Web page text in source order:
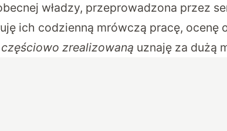
władzy, przeprowadzona przez
ich codzienną mrówczą pracę, ocenę
częściowo zrealizowaną uznaję za dużą